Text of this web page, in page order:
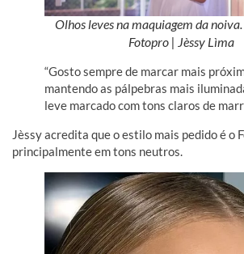
Olhos leves na maquiagem da
Fotopro | Jèssy Lìma
“Gosto sempre de marcar mais
mantendo as pálpebras mais
leve marcado com tons claros de
Jèssy acredita que o estilo mais pedido é o
principalmente em tons neutros.